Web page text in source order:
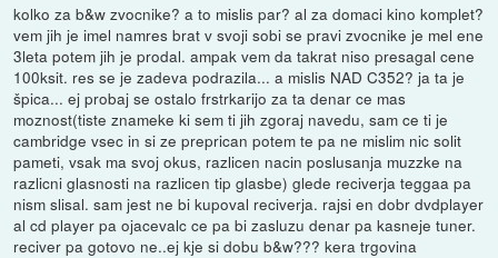
kolko za b&w zvocnike? a to mislis par? al za domaci kino komplet?
vem jih je imel namres brat v svoji sobi se pravi zvocnike je mel ene
3leta potem jih je prodal. ampak vem da takrat niso presagal cene
100ksit. res se je zadeva podrazila... a mislis NAD C352? ja ta je
špica... ej probaj se ostalo frstrkarijo za ta denar ce mas
moznost(tiste znameke ki sem ti jih zgoraj navedu, sam ce ti je
cambridge vsec in si ze preprican potem te pa ne mislim nic solit
pameti, vsak ma svoj okus, razlicen nacin poslusanja muzzke na
razlicni glasnosti na razlicen tip glasbe) glede reciverja teggaa pa
nism slisal. sam jest ne bi kupoval reciverja. rajsi en dobr dvdplayer
al cd player pa ojacevalc ce pa bi zasluzu denar pa kasneje tuner.
reciver pa gotovo ne..ej kje si dobu b&w??? kera trgovina